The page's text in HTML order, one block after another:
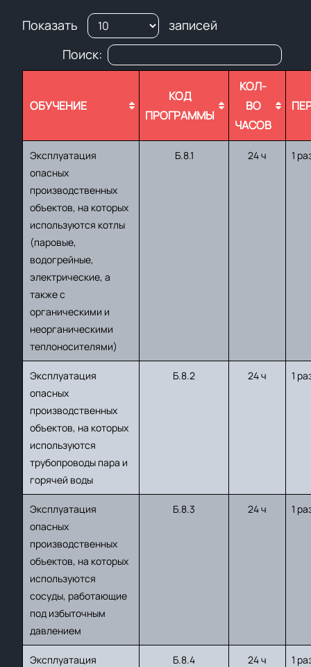
Показать
записей
Поиск:
ОБУЧЕНИЕ
КОД
ПРОГРАММЫ
КОЛ-
ВО
ЧАСОВ
Эксплуатация
опасных
производственных
объектов, на которых
используются котлы
(паровые,
водогрейные,
электрические, а
также с
органическими и
неорганическими
теплоносителями)
Б.8.1 24 ч 1
Эксплуатация
опасных
производственных
объектов, на которых
используются
трубопроводы пара и
горячей воды
Б.8.2 24 ч 1
Эксплуатация
опасных
производственных
объектов, на которых
используются
сосуды, работающие
под избыточным
давлением
Б.8.3 24 ч 1
Эксплуатация
Б.8.4 24 ч 1